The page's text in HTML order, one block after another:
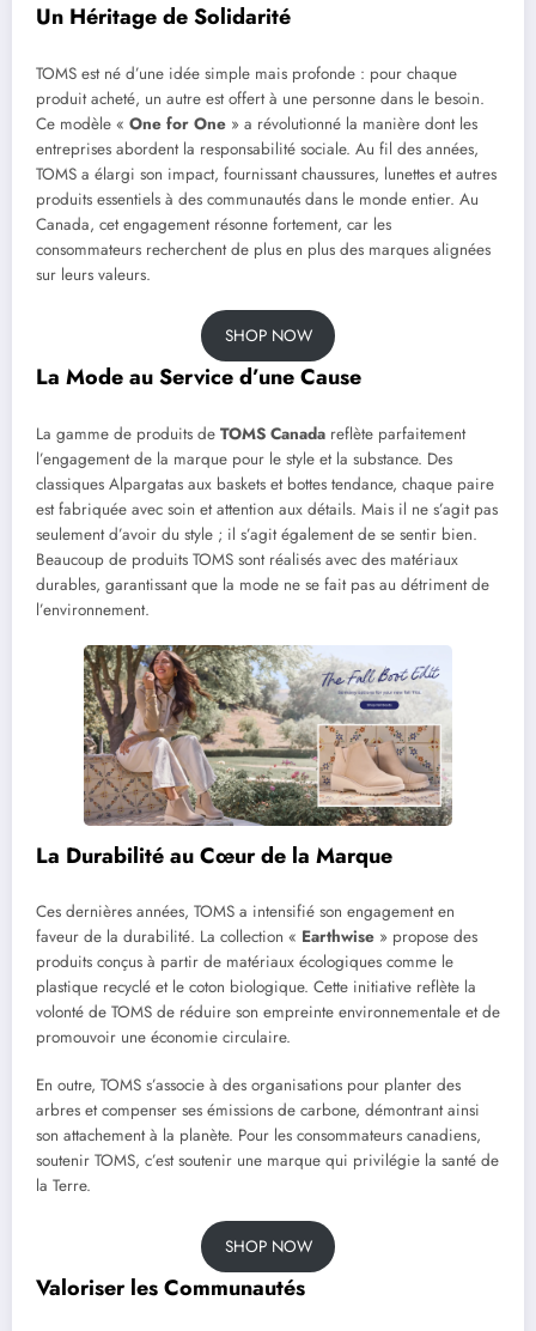
Un Héritage de Solidarité
TOMS est né d’une idée simple mais profonde : pour chaque
produit acheté, un autre est offert à une personne dans le besoin.
Ce modèle « One for One » a révolutionné la manière dont les
entreprises abordent la responsabilité sociale. Au fil des années,
TOMS a élargi son impact, fournissant chaussures, lunettes et autres
produits essentiels à des communautés dans le monde entier. Au
Canada, cet engagement résonne fortement, car les
consommateurs recherchent de plus en plus des marques alignées
sur leurs valeurs.
SHOP NOW
La Mode au Service d’une Cause
La gamme de produits de TOMS Canada reflète parfaitement
l’engagement de la marque pour le style et la substance. Des
classiques Alpargatas aux baskets et bottes tendance, chaque paire
est fabriquée avec soin et attention aux détails. Mais il ne s’agit pas
seulement d’avoir du style ; il s’agit également de se sentir bien.
Beaucoup de produits TOMS sont réalisés avec des matériaux
durables, garantissant que la mode ne se fait pas au détriment de
l’environnement.
La Durabilité au Cœur de la Marque
Ces dernières années, TOMS a intensifié son engagement en
faveur de la durabilité. La collection « Earthwise » propose des
produits conçus à partir de matériaux écologiques comme le
plastique recyclé et le coton biologique. Cette initiative reflète la
volonté de TOMS de réduire son empreinte environnementale et de
promouvoir une économie circulaire.
En outre, TOMS s’associe à des organisations pour planter des
arbres et compenser ses émissions de carbone, démontrant ainsi
son attachement à la planète. Pour les consommateurs canadiens,
soutenir TOMS, c’est soutenir une marque qui privilégie la santé de
la Terre.
SHOP NOW
Valoriser les Communautés